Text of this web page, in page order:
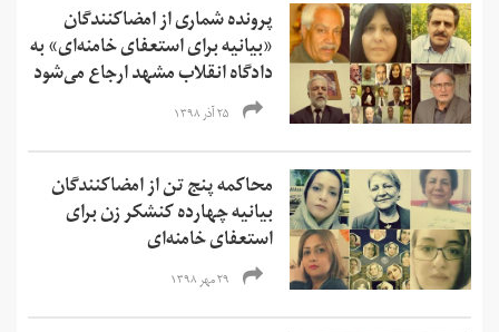
پرونده شماری از امضاکنندگان
«بیانیه برای استعفای خامنه‌ای» به
دادگاه انقلاب مشهد ارجاع می‌شود
۲۵ آذر ۱۳۹۸
محاکمه پنج تن از امضاکنندگان
بیانیه چهارده کنشکر زن برای
استعفای خامنه‌ای
۲۹ مهر ۱۳۹۸